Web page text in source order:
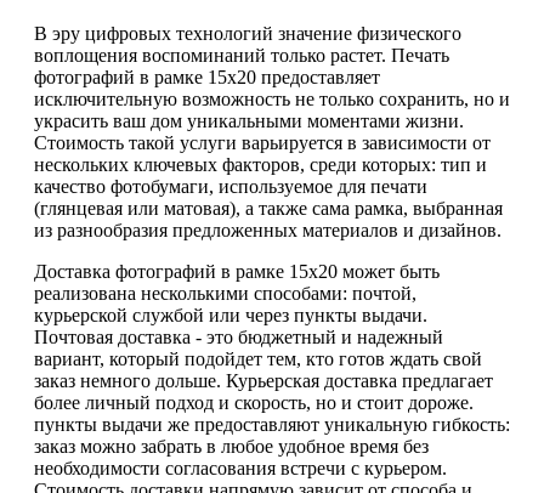
В эру цифровых технологий значение физического
воплощения воспоминаний только растет. Печать
фотографий в рамке 15х20 предоставляет
исключительную возможность не только сохранить, но и
украсить ваш дом уникальными моментами жизни.
Стоимость такой услуги варьируется в зависимости от
нескольких ключевых факторов, среди которых: тип и
качество фотобумаги, используемое для печати
(глянцевая или матовая), а также сама рамка, выбранная
из разнообразия предложенных материалов и дизайнов.
Доставка фотографий в рамке 15х20 может быть
реализована несколькими способами: почтой,
курьерской службой или через пункты выдачи.
Почтовая доставка - это бюджетный и надежный
вариант, который подойдет тем, кто готов ждать свой
заказ немного дольше. Курьерская доставка предлагает
более личный подход и скорость, но и стоит дороже.
пункты выдачи же предоставляют уникальную гибкость:
заказ можно забрать в любое удобное время без
необходимости согласования встречи с курьером.